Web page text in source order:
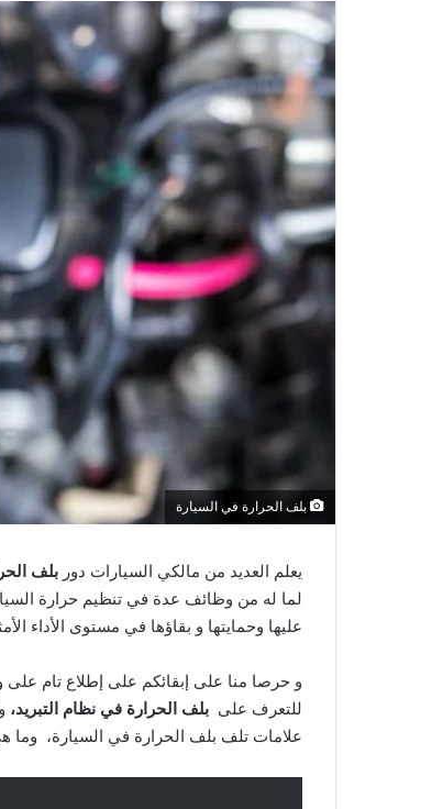
بلف الحرارة في السيارة
يعلم العديد من مالكي السيارات دور بلف
لما له من وظائف عدة في تنظيم حرارة
عليها وحمايتها و بقاؤها في مستوى الأداء
و حرصا منا على إبقائكم على إطلاع تام على
للتعرف على بلف الحرارة في نظام التبريد،
علامات تلف بلف الحرارة في السيارة، وما